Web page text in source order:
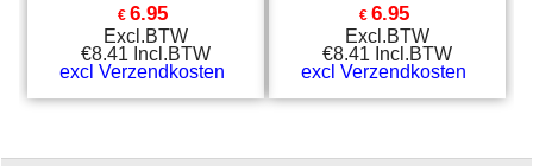
€ 6.95
Excl.BTW
€8.41 Incl.BTW
excl Verzendkosten
€ 6.95
Excl.BTW
€8.41 Incl.BTW
excl Verzendkosten